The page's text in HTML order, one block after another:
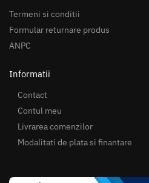
Termeni si conditii
Formular returnare produs
ANPC
Informatii
Contact
Contul meu
Livrarea comenzilor
Modalitati de plata si finantare